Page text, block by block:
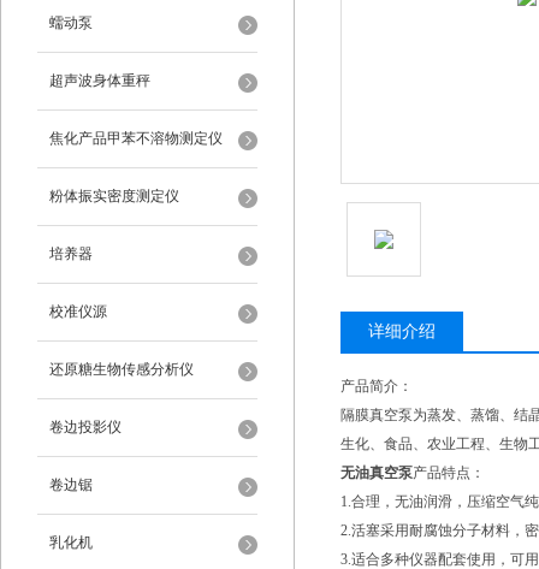
蠕动泵
超声波身体重秤
焦化产品甲苯不溶物测定仪
粉体振实密度测定仪
培养器
校准仪源
还原糖生物传感分析仪
卷边投影仪
卷边锯
乳化机
详细介绍
产品简介：
隔膜真空泵为蒸发、蒸馏、结
生化、食品、农业工程、生物
无油真空泵产品特点：
1.合理，无油润滑，压缩空气
2.活塞采用耐腐蚀分子材料，
3.适合多种仪器配套使用，可